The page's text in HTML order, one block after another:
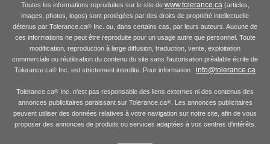
Toutes les informations reproduites sur le site de www.tolerance.ca(articles,
images, photos, logos) sont protégées par des droits de propriété intellectuelle
détenus par Tolerance.ca® Inc. ou, dans certains cas, par leurs auteurs. Aucune de
ces informations ne peut être reproduite pour un usage autre que personnel. Toute
modification, reproduction à large diffusion, traduction, vente, exploitation
commerciale ou réutilisation du contenu du site sans l'autorisation préalable écrite de
Tolerance.ca® Inc. est strictement interdite. Pour information : info@tolerance.ca
Tolerance.ca® Inc. n'est pas responsable des liens externes ni des contenus des
annonces publicitaires paraissant sur Tolerance.ca®. Les annonces publicitaires
peuvent utiliser des données relatives à votre navigation sur notre site, afin de vous
proposer des annonces de produits ou services adaptées à vos centres d'intérêts.